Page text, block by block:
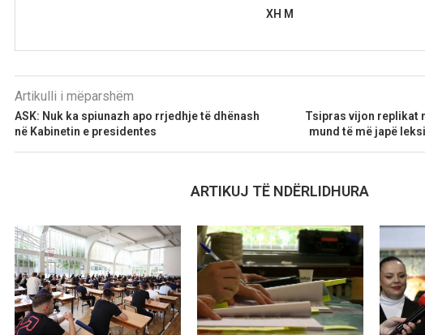
XH M
Artikulli i mëparshëm
ASK: Nuk ka spiunazh apo rrjedhje të dhënash
në Kabinetin e presidentes
Tsipras vijon replikat
mund të më japë
ARTIKUJ TË NDËRLIDHURA